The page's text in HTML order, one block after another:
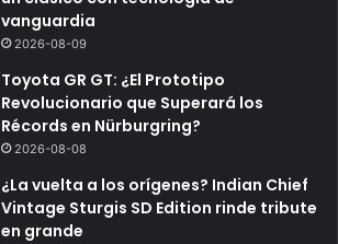
vanguardia
2026-08-09
Toyota GR GT: ¿El Prototipo
Revolucionario que Superará los
Récords en Nürburgring?
2026-08-08
¿La vuelta a los orígenes? Indian Chief
Vintage Sturgis SD Edition rinde tribute
en grande